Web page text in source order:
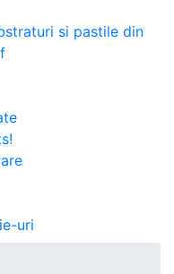
si pastile din
uri